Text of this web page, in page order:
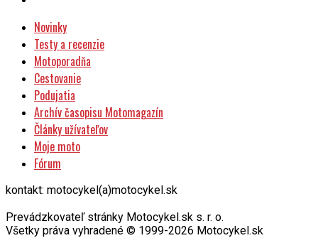
Novinky
Testy a recenzie
Motoporadňa
Cestovanie
Podujatia
Archív časopisu Motomagazín
Články užívateľov
Moje moto
Fórum
kontakt: motocykel(a)motocykel.sk
Prevádzkovateľ stránky Motocykel.sk s. r. o.
Všetky práva vyhradené © 1999-2026 Motocykel.sk